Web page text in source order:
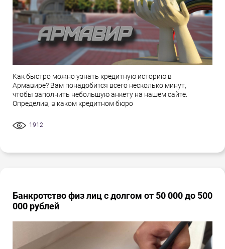
Как быстро можно узнать кредитную историю в
Армавире? Вам понадобится всего несколько минут,
чтобы заполнить небольшую анкету на нашем сайте.
Определив, в каком кредитном бюро
1912
Банкротство физ лиц с долгом от 50 000 до 500
000 рублей